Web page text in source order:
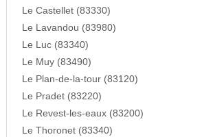
Le Castellet (83330)
Le Lavandou (83980)
Le Luc (83340)
Le Muy (83490)
Le Plan-de-la-tour (83120)
Le Pradet (83220)
Le Revest-les-eaux (83200)
Le Thoronet (83340)